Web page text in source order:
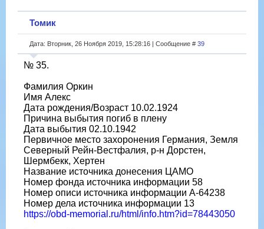
Томик
Дата: Вторник, 26 Ноября 2019, 15:28:16 | Сообщение # 39
№ 35.
Фамилия Оркин
Имя Алекс
Дата рождения/Возраст 10.02.1924
Причина выбытия погиб в плену
Дата выбытия 02.10.1942
Первичное место захоронения Германия, Земля
Северный Рейн-Вестфалия, р-н Дорстен,
Шермбекк, Хертен
Название источника донесения ЦАМО
Номер фонда источника информации 58
Номер описи источника информации A-64238
Номер дела источника информации 13
https://obd-memorial.ru/html/info.htm?id=78443050